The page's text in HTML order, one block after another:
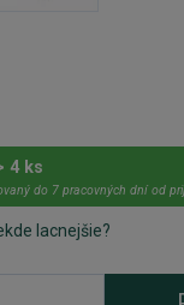
4 ks
do 7 pracovných dní od
lacnejšie?